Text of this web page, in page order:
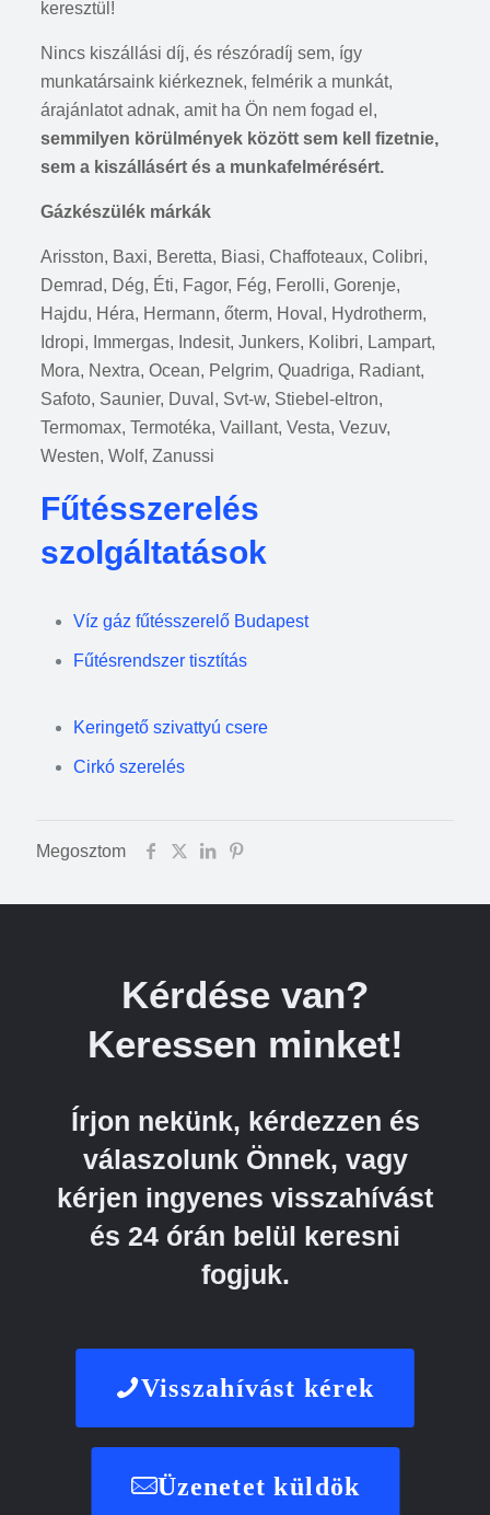
keresztül!
Nincs kiszállási díj, és részóradíj sem, így
munkatársaink kiérkeznek, felmérik a munkát,
árajánlatot adnak, amit ha Ön nem fogad el,
semmilyen körülmények között sem kell fizetnie,
sem a kiszállásért és a munkafelmérésért.
Gázkészülék márkák
Arisston, Baxi, Beretta, Biasi, Chaffoteaux, Colibri,
Demrad, Dég, Éti, Fagor, Fég, Ferolli, Gorenje,
Hajdu, Héra, Hermann, őterm, Hoval, Hydrotherm,
Idropi, Immergas, Indesit, Junkers, Kolibri, Lampart,
Mora, Nextra, Ocean, Pelgrim, Quadriga, Radiant,
Safoto, Saunier, Duval, Svt-w, Stiebel-eltron,
Termomax, Termotéka, Vaillant, Vesta, Vezuv,
Westen, Wolf, Zanussi
Fűtésszerelés
szolgáltatások
Víz gáz fűtésszerelő Budapest
Fűtésrendszer tisztítás
Keringető szivattyú csere
Cirkó szerelés
Megosztom
Kérdése van?
Keressen minket!
Írjon nekünk, kérdezzen és
válaszolunk Önnek, vagy
kérjen ingyenes visszahívást
és 24 órán belül keresni
fogjuk.
Visszahívást kérek
Üzenetet küldök